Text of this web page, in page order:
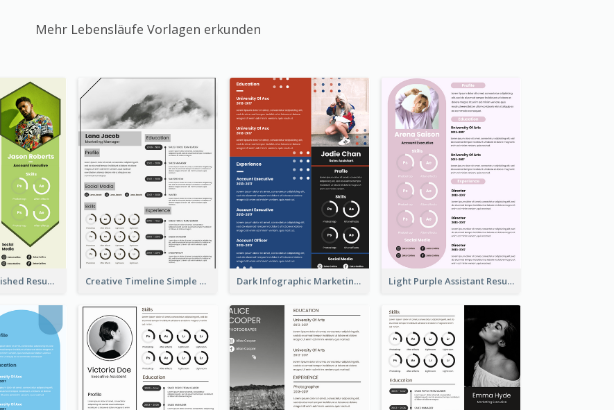
Mehr Lebensläufe Vorlagen erkunden
Green Distinguished Resume Creative Timeline Simple Resume Dark Infographic Marketing Assistant Resume Light Purple Assistant Resume